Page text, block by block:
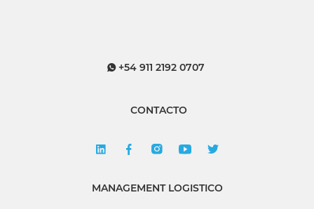
+54 911 2192 0707
CONTACTO
MANAGEMENT LOGISTICO